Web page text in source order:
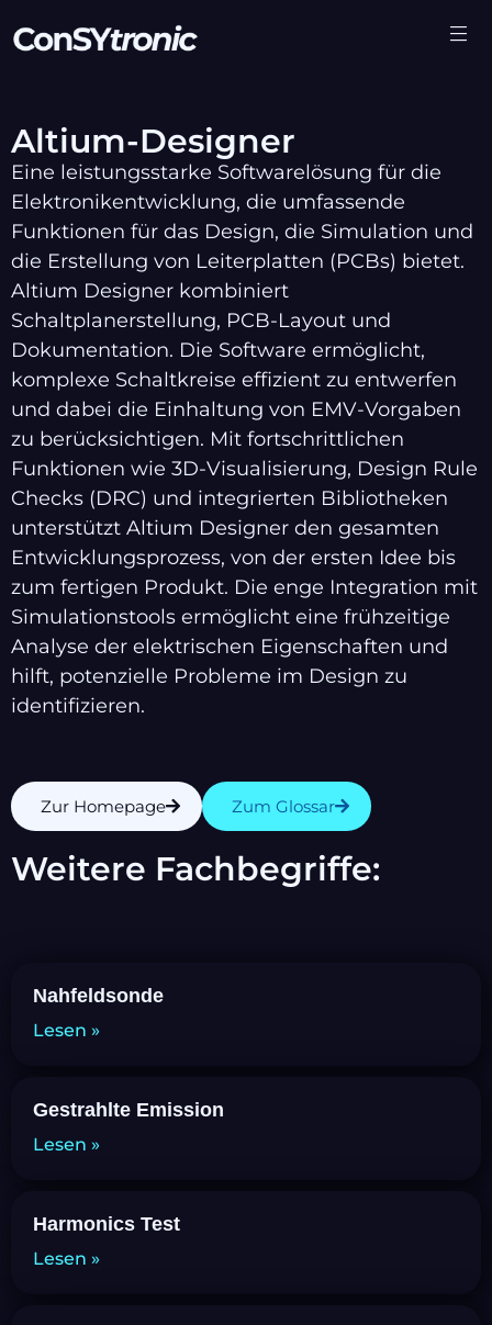
Altium-Designer
Eine leistungsstarke Softwarelösung für die
Elektronikentwicklung, die umfassende
Funktionen für das Design, die Simulation und
die Erstellung von Leiterplatten (PCBs) bietet.
Altium Designer kombiniert
Schaltplanerstellung, PCB-Layout und
Dokumentation. Die Software ermöglicht,
komplexe Schaltkreise effizient zu entwerfen
und dabei die Einhaltung von EMV-Vorgaben
zu berücksichtigen. Mit fortschrittlichen
Funktionen wie 3D-Visualisierung, Design Rule
Checks (DRC) und integrierten Bibliotheken
unterstützt Altium Designer den gesamten
Entwicklungsprozess, von der ersten Idee bis
zum fertigen Produkt. Die enge Integration mit
Simulationstools ermöglicht eine frühzeitige
Analyse der elektrischen Eigenschaften und
hilft, potenzielle Probleme im Design zu
identifizieren.
Weitere Fachbegriffe:
Zur Homepage Zum Glossar
Nahfeldsonde
Lesen »
Gestrahlte Emission
Lesen »
Harmonics Test
Lesen »